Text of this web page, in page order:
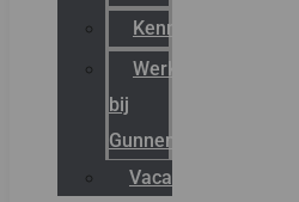
Kenniscentrum
Werken
bij
Gunneman
Vacatures